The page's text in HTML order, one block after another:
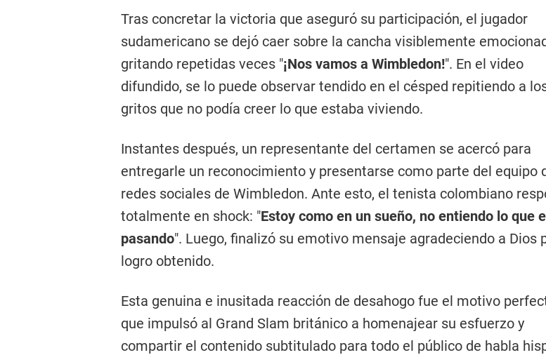
Tras concretar la victoria que aseguró su participación, el jugador
sudamericano se dejó caer sobre la cancha visiblemente
gritando repetidas veces "¡Nos vamos a Wimbledon!". En el video
difundido, se lo puede observar tendido en el césped repitiendo a
gritos que no podía creer lo que estaba viviendo.
Instantes después, un representante del certamen se acercó para
entregarle un reconocimiento y presentarse como parte del equipo
redes sociales de Wimbledon. Ante esto, el tenista colombiano
totalmente en shock: "Estoy como en un sueño, no entiendo lo que
pasando". Luego, finalizó su emotivo mensaje agradeciendo a Dios
logro obtenido.
Esta genuina e inusitada reacción de desahogo fue el motivo
que impulsó al Grand Slam británico a homenajear su esfuerzo y
compartir el contenido subtitulado para todo el público de habla